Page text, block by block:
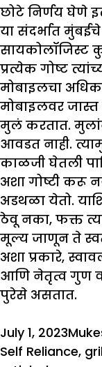
छोटे निर्णय घेणे
या संदर्भात
सायकोलॉजिस्ट
प्रत्येक गोष्ट
मोबाइलचा अधिक
मोबाइलवर
मुलं करतात.
आवडत नाही.
काळजी घेतली
अशा गोष्टी करू
अडथळा येतो.
ठेवू नका, फक्त
मूल्य जाणून ते
अशा प्रकारे,
आणि नेतृत्व गुण
पुरेसे असतात.
Posted
on
July 1, 2023
Self Reliance,